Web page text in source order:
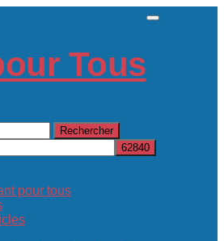
pour tous